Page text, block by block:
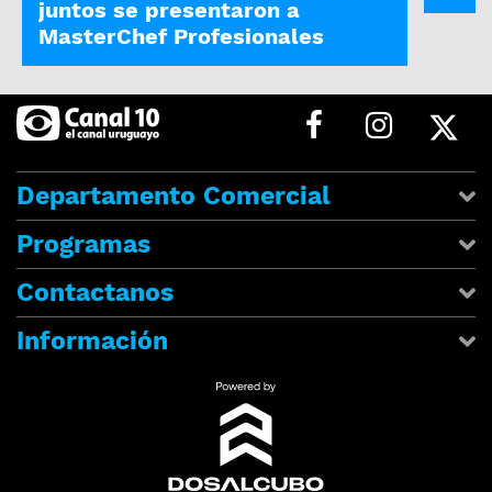
juntos se presentaron a
MasterChef Profesionales
Departamento Comercial
Programas
Contactanos
Información